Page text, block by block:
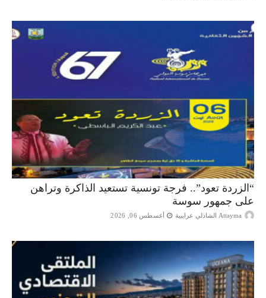
“الزردة تعود”.. فرجة تونسية تستعيد الذاكرة وتراهن
على جمهور سوسة
Attayma الشاذلي عرايبية أغسطس 06, 2026